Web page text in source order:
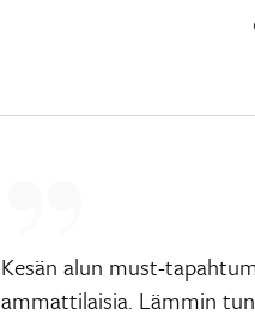
Kesän alun must-
ammattilaisia. Lämmin